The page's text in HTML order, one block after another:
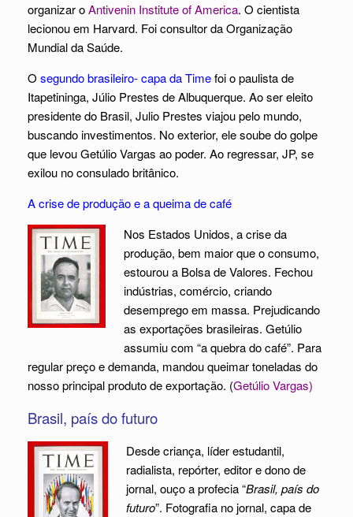
organizar oAntivenin Institute of America. O cientista
lecionou em Harvard. Foi consultor da Organização
Mundial da Saúde.
O segundo brasileiro- capa da Timefoi o paulista de
Itapetininga, Júlio Prestes de Albuquerque. Ao ser eleito
presidente do Brasil, Julio Prestes viajou pelo mundo,
buscando investimentos. No exterior, ele soube do golpe
que levou Getúlio Vargas ao poder. Ao regressar, JP, se
exilou no consulado britânico.
A crise de produção e a queima de café
Nos Estados Unidos, a crise da
produção, bem maior que o consumo,
estourou a Bolsa de Valores. Fechou
indústrias, comércio, criando
desemprego em massa. Prejudicando
as exportações brasileiras. Getúlio
assumiu com “a quebra do café”. Para
regular preço e demanda, mandou queimar toneladas do
nosso principal produto de exportação. (Getúlio Vargas)
Brasil, país do futuro
Desde criança, líder estudantil,
radialista, repórter, editor e dono de
jornal, ouço a profecia “Brasil, país do
futuro”. Fotografia no jornal, capa de